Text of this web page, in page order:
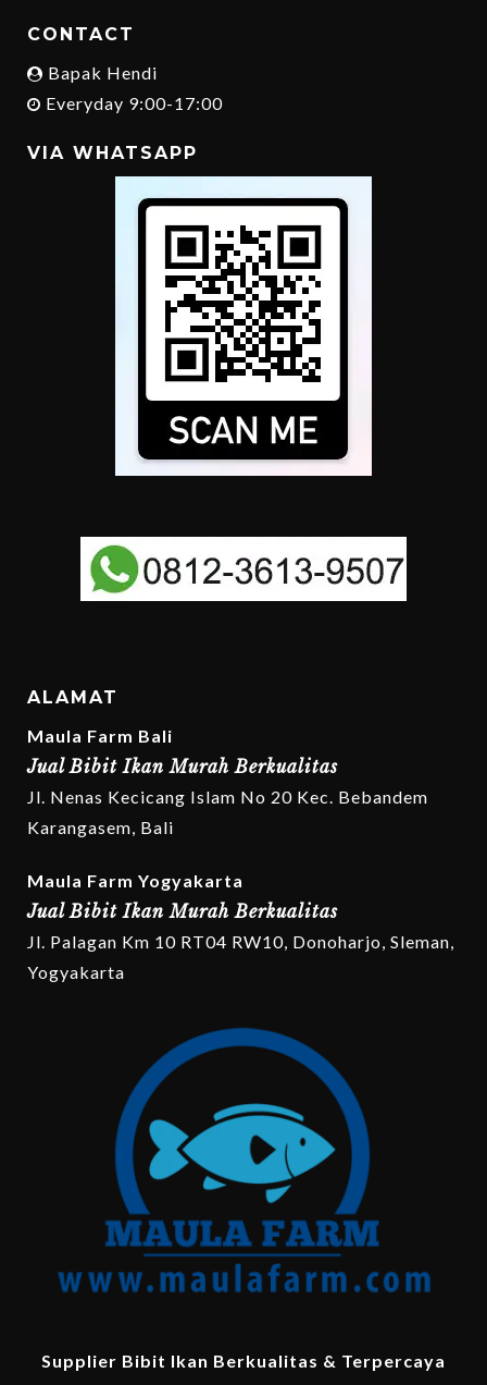
CONTACT
Bapak Hendi
Everyday 9:00-17:00
VIA WHATSAPP
ALAMAT
Maula Farm Bali
Jual Bibit Ikan Murah Berkualitas
Jl. Nenas Kecicang Islam No 20 Kec. Bebandem
Karangasem, Bali
Maula Farm Yogyakarta
Jual Bibit Ikan Murah Berkualitas
Jl. Palagan Km 10 RT04 RW10, Donoharjo, Sleman,
Yogyakarta
Supplier Bibit Ikan Berkualitas & Terpercaya